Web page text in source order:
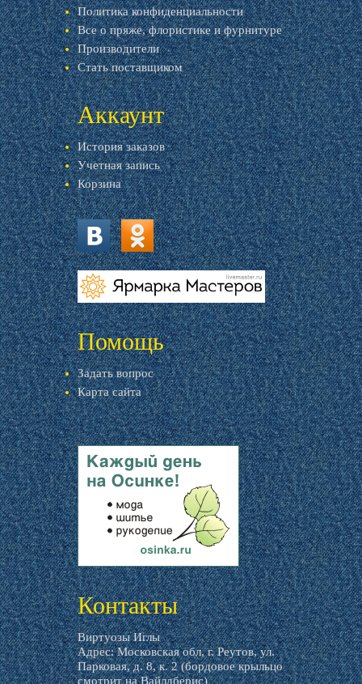
Политика конфиденциальности
Все о пряже, флористике и фурнитуре
Производители
Стать поставщиком
Аккаунт
История заказов
Учетная запись
Корзина
vk.com ok.ru
livemaster.ru
Помощь
Задать вопрос
Карта сайта
livemaster.ru
Контакты
Виртуозы Иглы
Адрес: Московская обл, г. Реутов, ул.
Парковая, д. 8, к. 2 (бордовое крыльцо
смотрит на Вайлдберис)